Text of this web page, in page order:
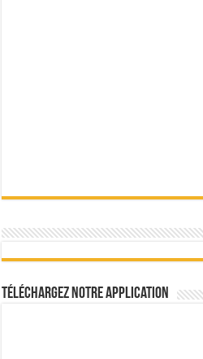
Téléchargez notre Application